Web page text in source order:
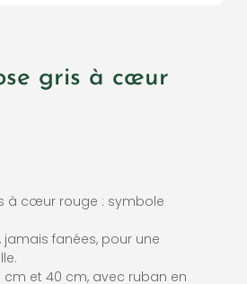
gris à cœur
à cœur rouge : symbole
jamais fanées, pour une
cm et 40 cm, avec ruban en